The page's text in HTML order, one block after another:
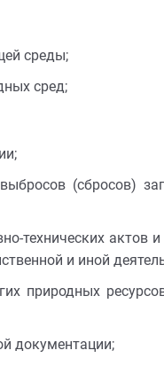
среды;
сред;
выбросов (сбросов)
технических актов
и иной
природных
документации;